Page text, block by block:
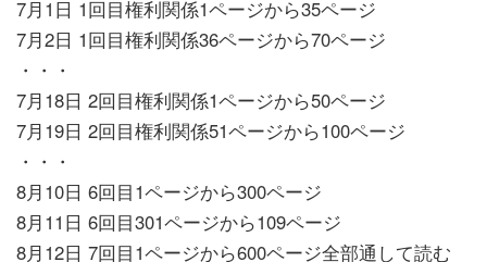
7月1日 1回目権利関係1ページから35ページ
7月2日 1回目権利関係36ページから70ページ
・・・
7月18日 2回目権利関係1ページから50ページ
7月19日 2回目権利関係51ページから100ページ
・・・
8月10日 6回目1ページから300ページ
8月11日 6回目301ページから109ページ
8月12日 7回目1ページから600ページ全部通して読む